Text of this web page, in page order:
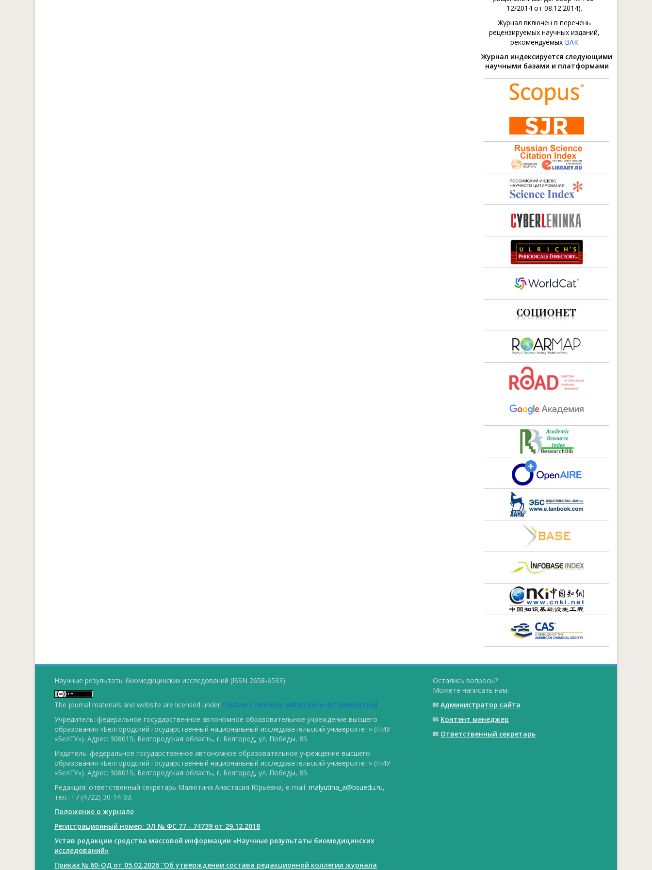
12/2014 от 08.12.2014).
Журнал включен в перечень
рецензируемых научных изданий,
рекомендуемых ВАК
Журнал индексируется следующими
научными базами и платформами
Научные результаты биомедицинских исследований (ISSN 2658-6533)
The journal materials and website are licensed under Creative Commons «Attribution» 4.0 International.
Учредитель: федеральное государственное автономное образовательное учреждение высшего
образования «Белгородский государственный национальный исследовательский университет» (НИУ
«БелГУ»). Адрес: 308015, Белгородская область, г. Белгород, ул. Победы, 85.
Издатель: федеральное государственное автономное образовательное учреждение высшего
образования «Белгородский государственный национальный исследовательский университет» (НИУ
«БелГУ»). Адрес: 308015, Белгородская область, г. Белгород, ул. Победы, 85.
Редакция: ответственный секретарь Малютина Анастасия Юрьевна, e-mail: malyutina_a@bsuedu.ru,
тел.: +7 (4722) 30-14-03.
Положение о журнале
Регистрационный номер: ЭЛ № ФС 77 - 74739 от 29.12.2018
Устав редакции средства массовой информации «Научные результаты биомедицинских
исследований»
Приказ № 60-ОД от 05.02.2026 "Об утверждении состава редакционной коллегии журнала
Остались вопросы?
Можете написать нам:
✉ Администратор сайта
✉ Контент менеджер
✉ Ответственный cекретарь